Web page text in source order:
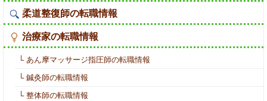
柔道整復師の転職情報
治療家の転職情報
└ あん摩マッサージ指圧師の転職情報
└ 鍼灸師の転職情報
└ 整体師の転職情報